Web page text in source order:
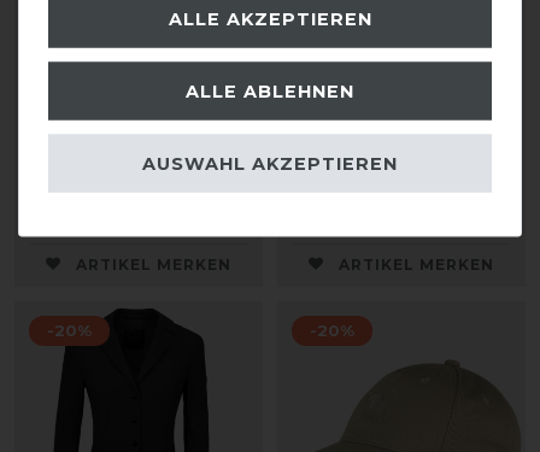
Vollgrip Reitleggings
ARTIKEL MERKEN
Pikeur FS25 Athleisure
Mesh Cap
statt 29,95 €
ARTIKEL MERKEN
-20% -20%
ALLE AKZEPTIEREN
ALLE ABLEHNEN
AUSWAHL AKZEPTIEREN